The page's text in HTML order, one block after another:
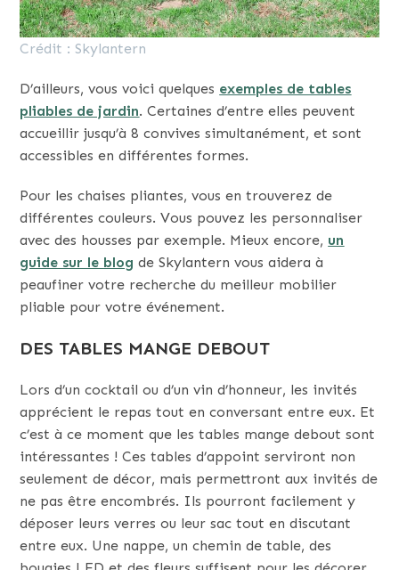
Crédit : Skylantern
D’ailleurs, vous voici quelques exemples de tables
pliables de jardin. Certaines d’entre elles peuvent
accueillir jusqu’à 8 convives simultanément, et sont
accessibles en différentes formes.
Pour les chaises pliantes, vous en trouverez de
différentes couleurs. Vous pouvez les personnaliser
avec des housses par exemple. Mieux encore, un
guide sur le blog de Skylantern vous aidera à
peaufiner votre recherche du meilleur mobilier
pliable pour votre événement.
DES TABLES MANGE DEBOUT
Lors d’un cocktail ou d’un vin d’honneur, les invités
apprécient le repas tout en conversant entre eux. Et
c’est à ce moment que les tables mange debout sont
intéressantes ! Ces tables d’appoint serviront non
seulement de décor, mais permettront aux invités de
ne pas être encombrés. Ils pourront facilement y
déposer leurs verres ou leur sac tout en discutant
entre eux. Une nappe, un chemin de table, des